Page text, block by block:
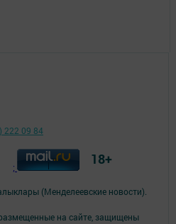
(Менделеевские новости).
на сайте, защищены
222 09 84
; 18+